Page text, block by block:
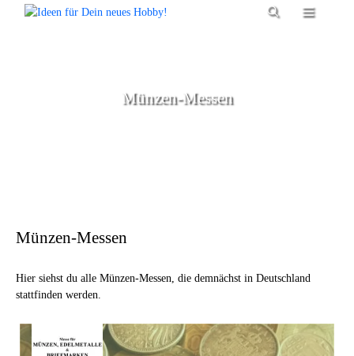
Menü
Münzen-Messen
Münzen-Messen
Hier siehst du alle Münzen-Messen, die demnächst in Deutschland
stattfinden werden.